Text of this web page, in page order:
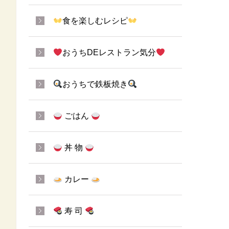
食を楽しむレシピ
おうちDEレストラン気分
おうちで鉄板焼き
ごはん
丼 物
カレー
寿 司